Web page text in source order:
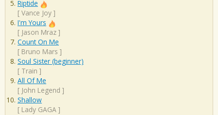
Riptide
[ Vance Joy ]
I'm Yours
[ Jason Mraz ]
Count On Me
[ Bruno Mars ]
Soul Sister (beginner)
[ Train ]
All Of Me
[ John Legend ]
Shallow
[ Lady GAGA ]